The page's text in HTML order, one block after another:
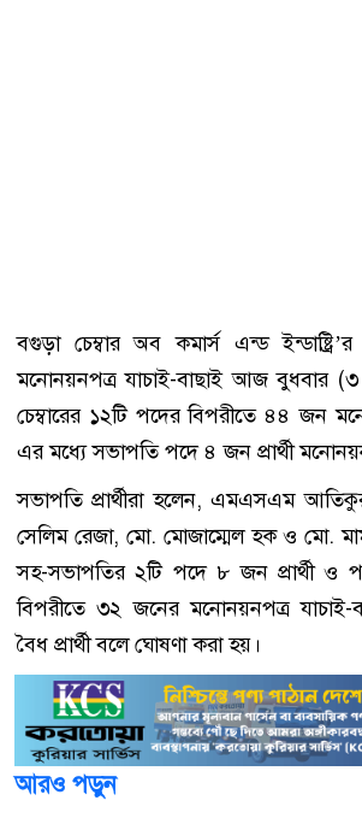
বগুড়া চেম্বার অব কমার্স এন্ড ইন্ডাষ্ট্রি’র
মনোনয়নপত্র যাচাই-বাছাই আজ বুধবার
চেম্বারের ১২টি পদের বিপরীতে ৪৪ জন
এর মধ্যে সভাপতি পদে ৪ জন প্রার্থী
সভাপতি প্রার্থীরা হলেন, এমএসএম
সেলিম রেজা, মো. মোজাম্মেল হক ও মো.
সহ-সভাপতির ২টি পদে ৮ জন প্রার্থী ও
বিপরীতে ৩২ জনের মনোনয়নপত্র যাচাই-
বৈধ প্রার্থী বলে ঘোষণা করা হয়।
আরও পড়ুন